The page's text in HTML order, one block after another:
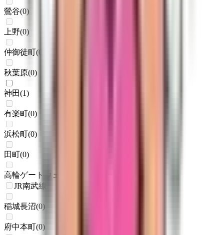
鶯谷(0)
上野(0)
仲御徒町(0
秋葉原(0)
神田(1)
有楽町(0)
浜松町(0)
田町(0)
高輪ゲートウェイ
JR南武線
稲城長沼(0)
府中本町(0)